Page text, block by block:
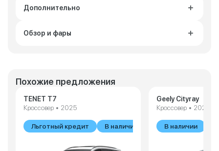
Дополнительно
Обзор и фары
Похожие предложения
TENET T7
Кроссовер • 2025
Льготный кредит В наличии
Geely Cityray
Кроссовер • 2026
В наличии